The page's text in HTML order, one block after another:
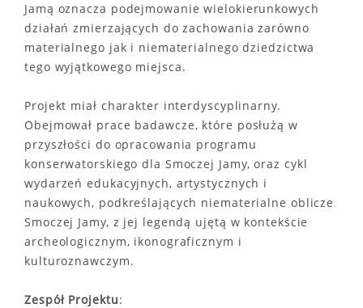
Jamą oznacza podejmowanie wielokierunkowych
działań zmierzających do zachowania zarówno
materialnego jak i niematerialnego dziedzictwa
tego wyjątkowego miejsca.
Projekt miał charakter interdyscyplinarny.
Obejmował prace badawcze, które posłużą w
przyszłości do opracowania programu
konserwatorskiego dla Smoczej Jamy, oraz cykl
wydarzeń edukacyjnych, artystycznych i
naukowych, podkreślających niematerialne oblicze
Smoczej Jamy, z jej legendą ujętą w kontekście
archeologicznym, ikonograficznym i
kulturoznawczym.
Zespół Projektu: